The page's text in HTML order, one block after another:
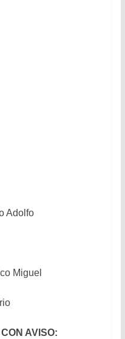
Adolfo
Miguel
AVISO: